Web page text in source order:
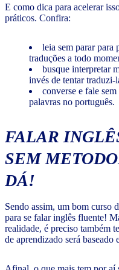
E como dica para acelerar
práticos. Confira:
leia sem parar para
traduções a todo
busque interpretar
invés de tentar traduzi-
converse e fale
palavras no português.
FALAR
SEM
DÁ!
Sendo assim, um bom curso
para se falar inglês fluente!
realidade, é preciso também
de aprendizado será baseado